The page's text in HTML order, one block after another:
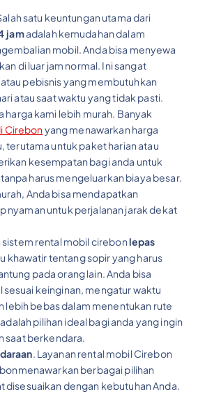
satu keuntungan utama dari
jamadalah kemudahan dalam
mobil. Anda bisa menyewa
di luar jam normal. Ini sangat
pebisnis yang membutuhkan
atau saat waktu yang tidak pasti.
harga kami lebih murah. Banyak
Cirebonyang menawarkan harga
terutama untuk paket harian atau
kesempatan bagi anda untuk
harus mengeluarkan biaya besar.
Anda bisa mendapatkan
nyaman untuk perjalanan jarak dekat
sistem rental mobil cirebonlepas
khawatir tentang sopir yang harus
pada orang lain. Anda bisa
keinginan, mengatur waktu
lebih bebas dalam menentukan rute
pilihan ideal bagi anda yang ingin
saat berkendara.
. Layanan rental mobil Cirebon
berbagai pilihan
disesuaikan dengan kebutuhan Anda.